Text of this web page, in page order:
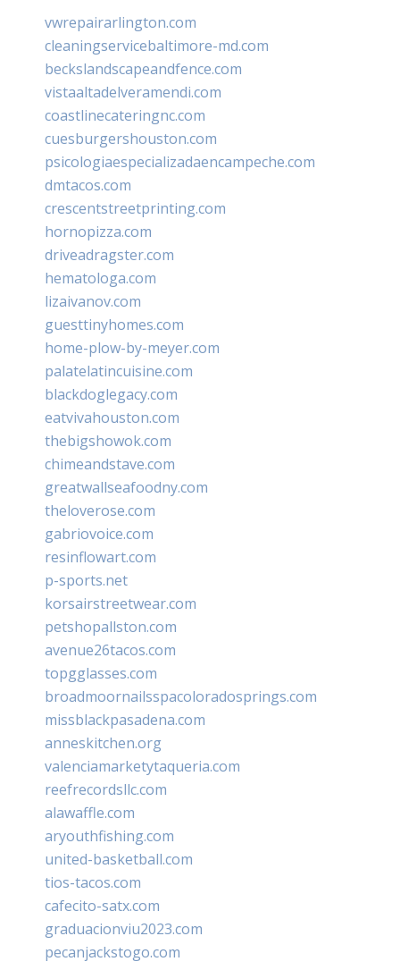
vwrepairarlington.com
cleaningservicebaltimore-md.com
beckslandscapeandfence.com
vistaaltadelveramendi.com
coastlinecateringnc.com
cuesburgershouston.com
psicologiaespecializadaencampeche.com
dmtacos.com
crescentstreetprinting.com
hornopizza.com
driveadragster.com
hematologa.com
lizaivanov.com
guesttinyhomes.com
home-plow-by-meyer.com
palatelatincuisine.com
blackdoglegacy.com
eatvivahouston.com
thebigshowok.com
chimeandstave.com
greatwallseafoodny.com
theloverose.com
gabriovoice.com
resinflowart.com
p-sports.net
korsairstreetwear.com
petshopallston.com
avenue26tacos.com
topgglasses.com
broadmoornailsspacoloradosprings.com
missblackpasadena.com
anneskitchen.org
valenciamarketytaqueria.com
reefrecordsllc.com
alawaffle.com
aryouthfishing.com
united-basketball.com
tios-tacos.com
cafecito-satx.com
graduacionviu2023.com
pecanjackstogo.com